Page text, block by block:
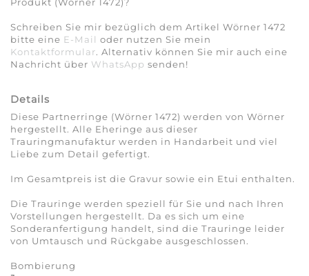
Produkt (Wörner 1472)?
Schreiben Sie mir bezüglich dem Artikel Wörner 1472
bitte eine E-Mail oder nutzen Sie mein
Kontaktformular. Alternativ können Sie mir auch eine
Nachricht über WhatsApp senden!
Details
Diese Partnerringe (Wörner 1472) werden von Wörner
hergestellt. Alle Eheringe aus dieser
Trauringmanufaktur werden in Handarbeit und viel
Liebe zum Detail gefertigt.
Im Gesamtpreis ist die Gravur sowie ein Etui enthalten.
Die Trauringe werden speziell für Sie und nach Ihren
Vorstellungen hergestellt. Da es sich um eine
Sonderanfertigung handelt, sind die Trauringe leider
von Umtausch und Rückgabe ausgeschlossen.
Bombierung